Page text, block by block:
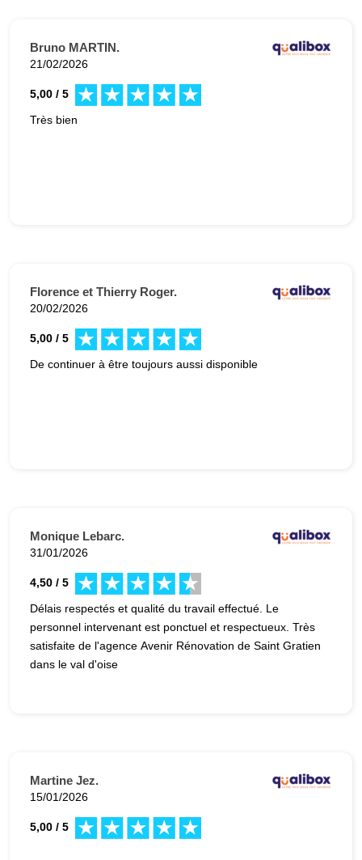
Bruno MARTIN.
21/02/2026
5,00 / 5
Très bien
Florence et Thierry Roger.
20/02/2026
5,00 / 5
De continuer à être toujours aussi disponible
Monique Lebarc.
31/01/2026
4,50 / 5
Délais respectés et qualité du travail effectué. Le
personnel intervenant est ponctuel et respectueux. Très
satisfaite de l'agence Avenir Rénovation de Saint Gratien
dans le val d'oise
Martine Jez.
15/01/2026
5,00 / 5